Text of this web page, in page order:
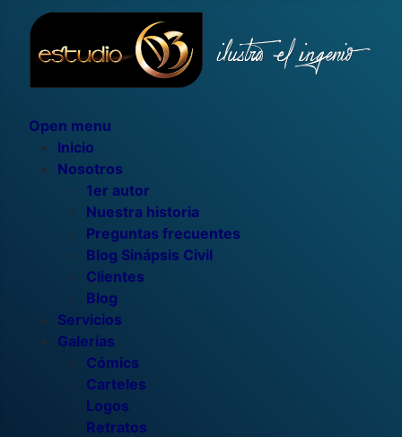
Open menu
Inicio
Nosotros
1er autor
Nuestra historia
Preguntas frecuentes
Blog Sinápsis Civil
Clientes
Blog
Servicios
Galerías
Cómics
Carteles
Logos
Retratos